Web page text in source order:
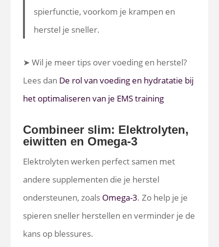
spierfunctie, voorkom je krampen en
herstel je sneller.
➤ Wil je meer tips over voeding en herstel?
Lees dan De rol van voeding en hydratatie bij
het optimaliseren van je EMS training
Combineer slim: Elektrolyten,
eiwitten en Omega-3
Elektrolyten werken perfect samen met
andere supplementen die je herstel
ondersteunen, zoals Omega-3. Zo help je je
spieren sneller herstellen en verminder je de
kans op blessures.